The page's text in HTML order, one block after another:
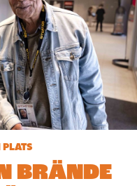
PLATS
BRÄNDE